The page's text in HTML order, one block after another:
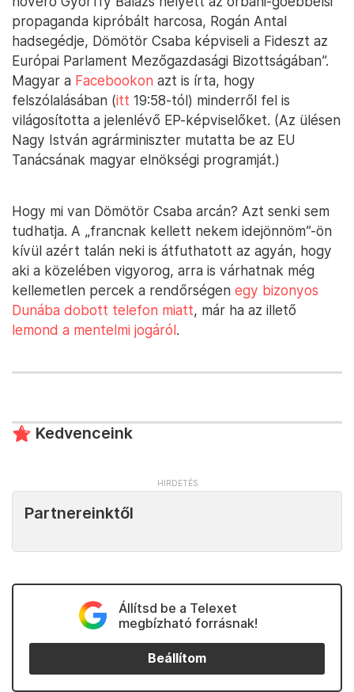
propaganda kipróbált harcosa, Rogán Antal
hadsegédje, Dömötör Csaba képviseli a Fideszt az
Európai Parlament Mezőgazdasági Bizottságában”.
Magyar a Facebookon azt is írta, hogy
felszólalásában (itt 19:58-tól) minderről fel is
világosította a jelenlévő EP-képviselőket. (Az ülésen
Nagy István agrárminiszter mutatta be az EU
Tanácsának magyar elnökségi programját.)
Hogy mi van Dömötör Csaba arcán? Azt senki sem
tudhatja. A „francnak kellett nekem idejönnöm”-ön
kívül azért talán neki is átfuthatott az agyán, hogy
aki a közelében vigyorog, arra is várhatnak még
kellemetlen percek a rendőrségen egy bizonyos
Dunába dobott telefon miatt, már ha az illető
lemond a mentelmi jogáról.
Kedvenceink
Partnereinktől
Állítsd be a Telexet
megbízható forrásnak!
Beállítom